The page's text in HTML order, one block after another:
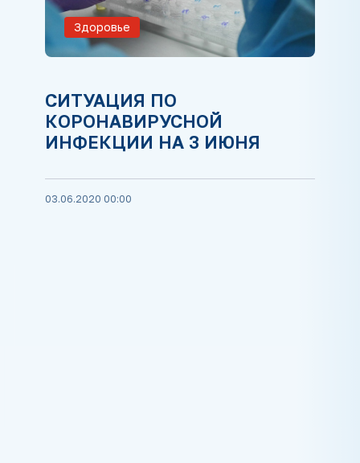
Здоровье
СИТУАЦИЯ ПО
КОРОНАВИРУСНОЙ
ИНФЕКЦИИ НА 3 ИЮНЯ
03.06.2020 00:00